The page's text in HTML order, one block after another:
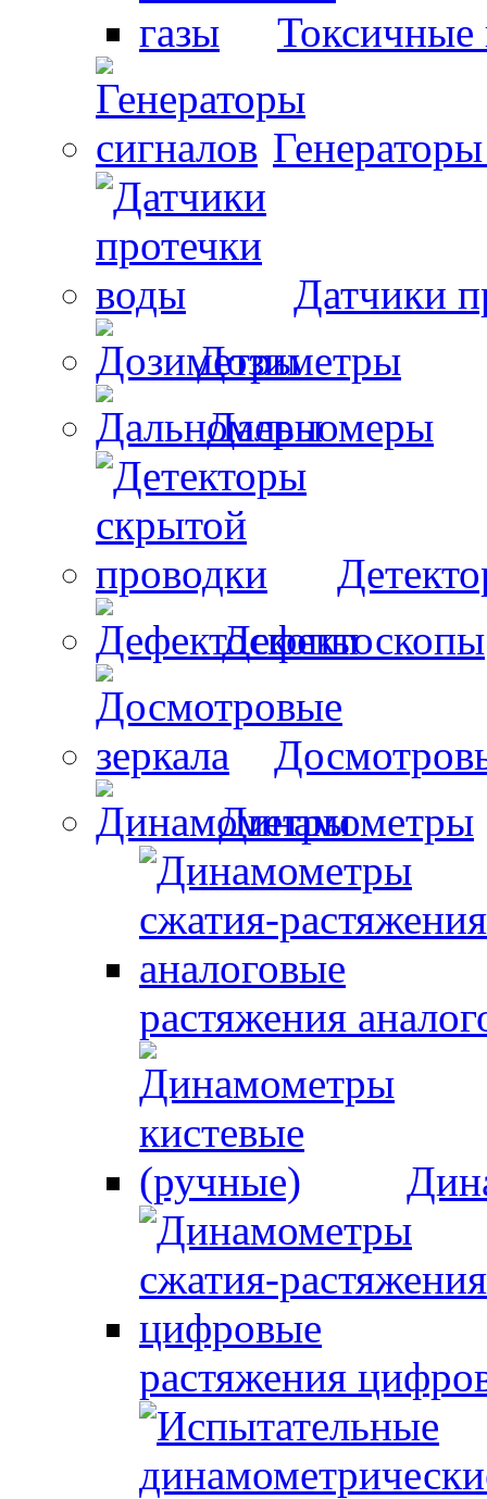
Токсичные
Датчики
Дозиметры
Дальномеры
Дефектоскопы
Динамометры
растяжения
растяжения